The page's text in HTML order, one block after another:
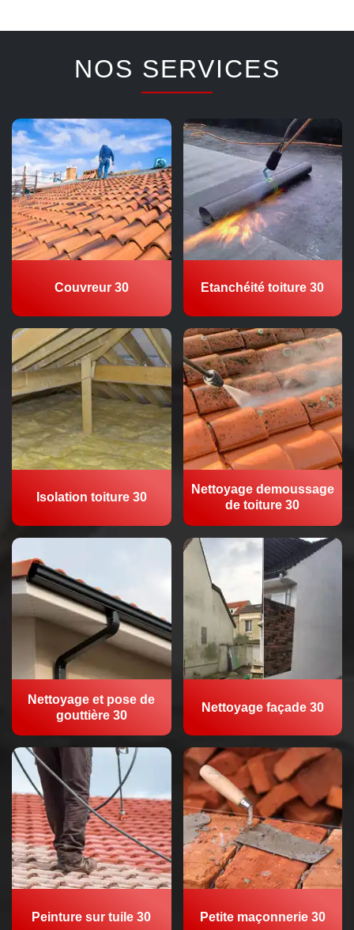
NOS SERVICES
Couvreur 30 Etanchéité toiture 30
Isolation toiture 30
Nettoyage demoussage
de toiture 30
Nettoyage et pose de
gouttière 30
Nettoyage façade 30
Peinture sur tuile 30 Petite maçonnerie 30